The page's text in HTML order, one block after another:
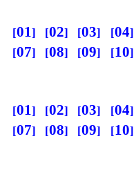
01 02 03 04
07
08 09 10
01 02 03 04
07
08 09 10